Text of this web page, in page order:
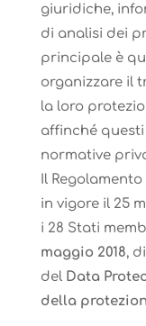
giuridiche,
di analisi dei
principale è
organizzare il
la loro
affinché
normative
Il
in vigore il 25
i 28 Stati
maggio 2018,
del Data
della